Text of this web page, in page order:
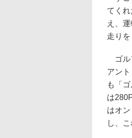
てく
え、
走り
ゴル
アン
も「
は
はオ
し、